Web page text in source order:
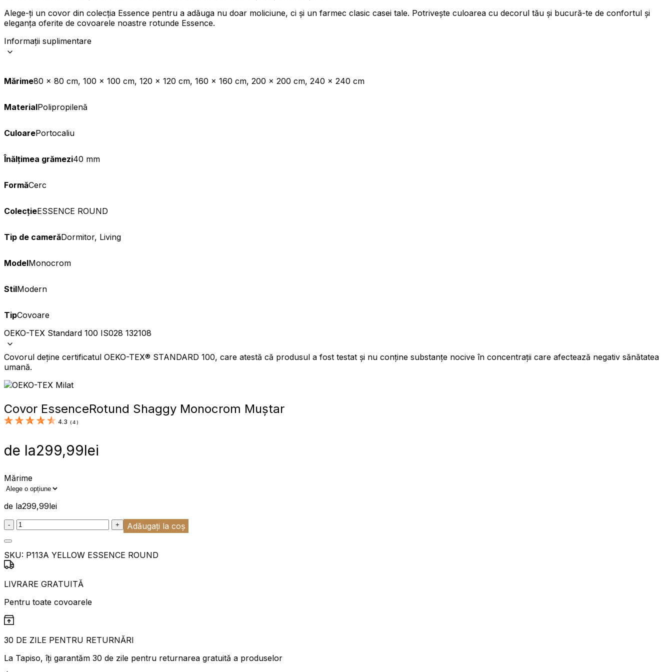
Alege-ți un covor din colecția Essence pentru a adăuga nu doar moliciune, ci și un farmec clasic casei tale. Potrivește culoarea cu decorul tău și bucură-te de confortul și
eleganța oferite de covoarele noastre rotunde Essence.
Informații suplimentare
Mărime80 x 80 cm, 100 x 100 cm, 120 x 120 cm, 160 x 160 cm, 200 x 200 cm, 240 x 240 cm
MaterialPolipropilenă
CuloarePortocaliu
Înălțimea grămezi40 mm
FormăCerc
ColecțieESSENCE ROUND
Tip de camerăDormitor, Living
ModelMonocrom
StilModern
TipCovoare
OEKO-TEX Standard 100 IS028 132108
Covorul deține certificatul OEKO-TEX® STANDARD 100, care atestă că produsul a fost testat și nu conține substanțe nocive în concentrații care afectează negativ sănătatea
umană.
Covor EssenceRotund Shaggy Monocrom Muștar
4.3 (4 )
de la299,99lei
Mărime
de la299,99lei
:product_name quantity
- + Adăugați la coș
SKU: P113A YELLOW ESSENCE ROUND
LIVRARE GRATUITĂ
Pentru toate covoarele
30 DE ZILE PENTRU RETURNĂRI
La Tapiso, îți garantăm 30 de zile pentru returnarea gratuită a produselor
Statistică
Cookie-urile de marketing sunt utilizate pentru a urmări utilizatorii pe site-uri web. Scopul este de a afișa reclame care sunt relevante și
interesante pentru utilizatori și, astfel, mai valoroase pentru editori și anunțători de terță parte.